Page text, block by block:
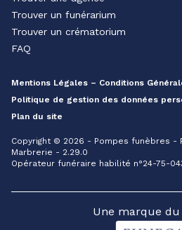
Trouver un funérarium
Trouver un crématorium
FAQ
Mentions Légales – Conditions
Politique de gestion des données
Plan du site
Copyright © 2026 - Pompes funèbres -
Marbrerie - 2.29.0
Opérateur funéraire habilité n°24-75-
Une marque